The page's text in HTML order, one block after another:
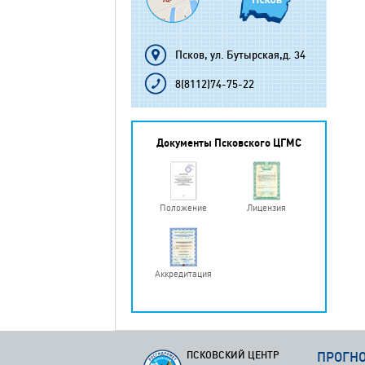
Псков, ул. Бутырская,д. 34
8(8112)74-75-22
Документы Псковского ЦГМС
Положение Лицензия
Аккредитация
ПСКОВСКИЙ ЦЕНТР